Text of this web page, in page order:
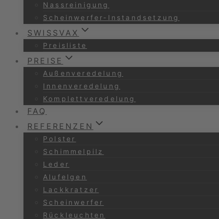
Nassreinigung
Scheinwerfer-Instandsetzung
SWISSVAX
Preisliste
PREISE
Außenveredelung
Innenveredelung
Komplettveredelung
FAQ
REFERENZEN
Polster
Schimmelpilz
Leder
Alufelgen
Lackkratzer
Scheinwerfer
Rückleuchten